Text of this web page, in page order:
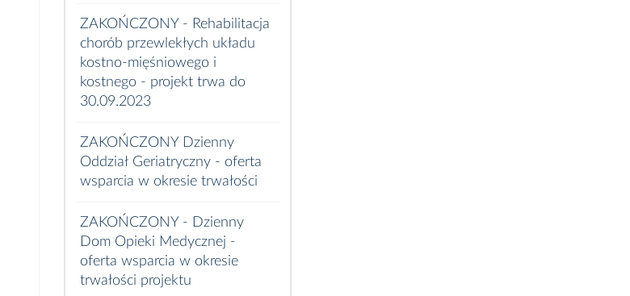
ZAKOŃCZONY - Rehabilitacja
chorób przewlekłych układu
kostno-mięśniowego i
kostnego - projekt trwa do
30.09.2023
ZAKOŃCZONY Dzienny
Oddział Geriatryczny - oferta
wsparcia w okresie trwałości
ZAKOŃCZONY - Dzienny
Dom Opieki Medycznej -
oferta wsparcia w okresie
trwałości projektu